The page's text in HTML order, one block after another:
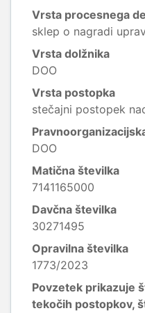
Vrsta procesnega
sklep o nagradi
Vrsta dolžnika
DOO
Vrsta postopka
stečajni postopek
DOO
Matična številka
7141165000
Davčna številka
30271495
Opravilna številka
1773/2023
Povzetek prikazuje
tekočih postopkov,